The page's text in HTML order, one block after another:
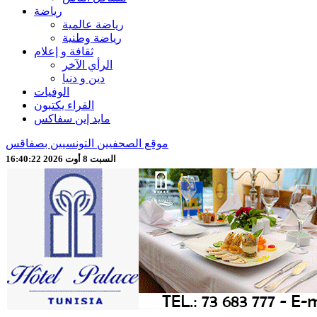
رياضة
رياضة عالمية
رياضة وطنية
ثقافة و إعلام
الرأي الآخر
دين و دنيا
الوفيات
القراء يكتبون
مايد إين سفاكس
موقع الصحفيين التونسيين بصفاقس
السبت 8 أوت 2026 16:40:24